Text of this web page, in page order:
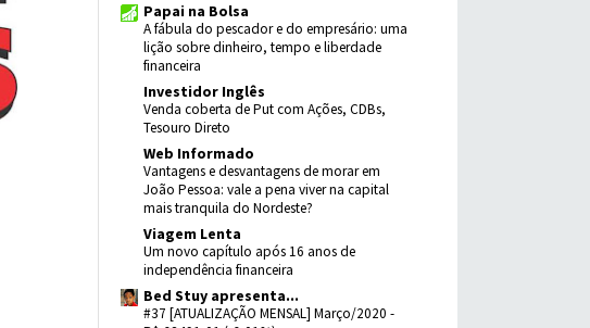
Papai na Bolsa
A fábula do pescador e do empresário: uma
lição sobre dinheiro, tempo e liberdade
financeira
Investidor Inglês
Venda coberta de Put com Ações, CDBs,
Tesouro Direto
Web Informado
Vantagens e desvantagens de morar em
João Pessoa: vale a pena viver na capital
mais tranquila do Nordeste?
Viagem Lenta
Um novo capítulo após 16 anos de
independência financeira
Bed Stuy apresenta...
#37 [ATUALIZAÇÃO MENSAL] Março/2020 -